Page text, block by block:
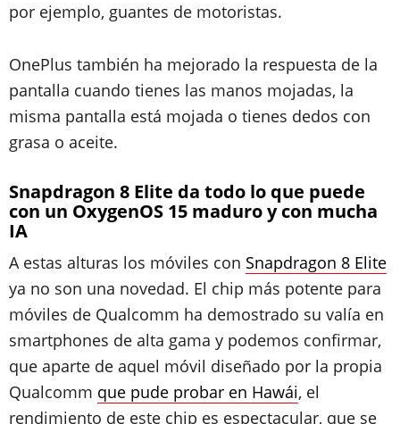
por ejemplo, guantes de motoristas.
OnePlus también ha mejorado la respuesta de la
pantalla cuando tienes las manos mojadas, la
misma pantalla está mojada o tienes dedos con
grasa o aceite.
Snapdragon 8 Elite da todo lo que puede
con un OxygenOS 15 maduro y con mucha
IA
A estas alturas los móviles con Snapdragon 8 Elite
ya no son una novedad. El chip más potente para
móviles de Qualcomm ha demostrado su valía en
smartphones de alta gama y podemos confirmar,
que aparte de aquel móvil diseñado por la propia
Qualcomm que pude probar en Hawái, el
rendimiento de este chip es espectacular, que se